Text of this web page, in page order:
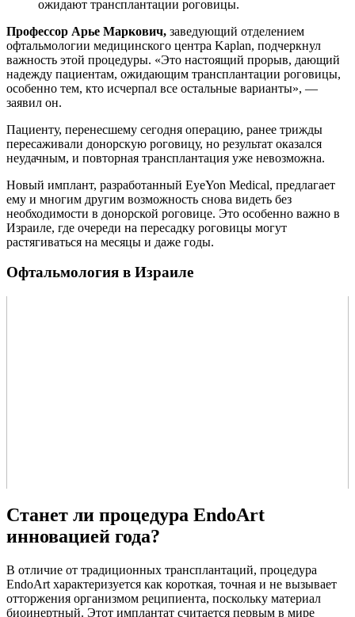
ожидают трансплантации роговицы.
Профессор Арье Маркович, заведующий отделением
офтальмологии медицинского центра Kaplan, подчеркнул
важность этой процедуры. «Это настоящий прорыв, дающий
надежду пациентам, ожидающим трансплантации роговицы,
особенно тем, кто исчерпал все остальные варианты», —
заявил он.
Пациенту, перенесшему сегодня операцию, ранее трижды
пересаживали донорскую роговицу, но результат оказался
неудачным, и повторная трансплантация уже невозможна.
Новый имплант, разработанный EyeYon Medical, предлагает
ему и многим другим возможность снова видеть без
необходимости в донорской роговице. Это особенно важно в
Израиле, где очереди на пересадку роговицы могут
растягиваться на месяцы и даже годы.
Офтальмология в Израиле
Станет ли процедура EndoArt
инновацией года?
В отличие от традиционных трансплантаций, процедура
EndoArt характеризуется как короткая, точная и не вызывает
отторжения организмом реципиента, поскольку материал
биоинертный. Этот имплантат считается первым в мире